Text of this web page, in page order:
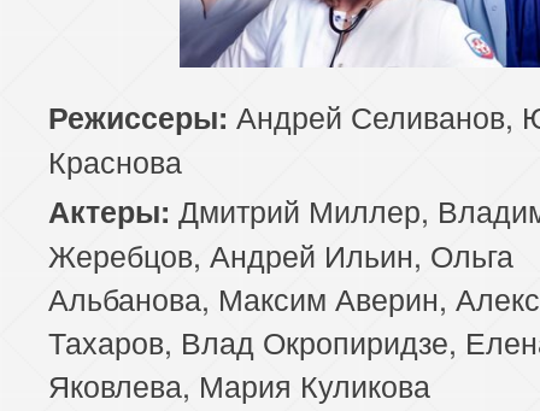
Режиссеры: Андрей Селиванов,
Краснова
Актеры: Дмитрий Миллер,
Жеребцов, Андрей Ильин, Ольга
Альбанова, Максим Аверин,
Тахаров, Влад Окропиридзе,
Яковлева, Мария Куликова